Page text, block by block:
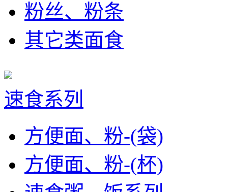
粉丝、粉条
其它类面食
速食系列
方便面、粉-(袋)
方便面、粉-(杯)